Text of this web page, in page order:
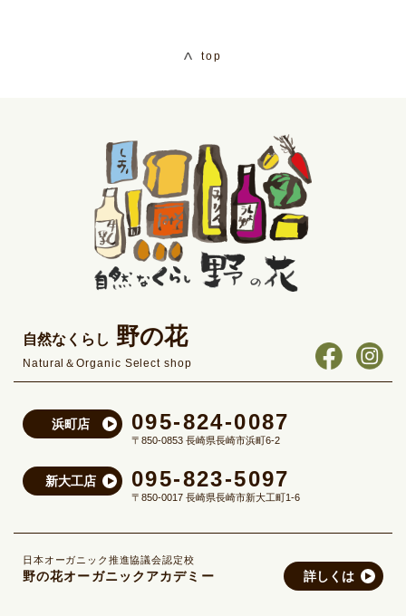
top
自然なくらし 野の花
Natural＆Organic Select shop
浜町店 095-824-0087
〒850-0853 長崎県長崎市浜町6-2
新大工店 095-823-5097
〒850-0017 長崎県長崎市新大工町1-6
日本オーガニック推進協議会認定校
野の花オーガニックアカデミー 詳しくは